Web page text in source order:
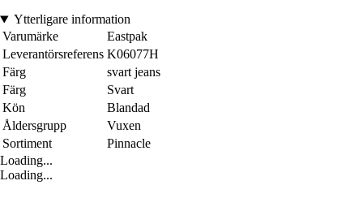
Ytterligare information
Varumärke
Eastpak
Leverantörsreferens K06077H
Färg
svart jeans
Färg
Svart
Kön
Blandad
Åldersgrupp
Vuxen
Sortiment
Pinnacle
Loading...
Loading...